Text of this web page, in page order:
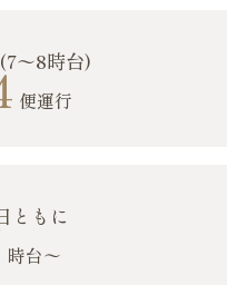
〜8時台)
便運行
ともに
時台〜